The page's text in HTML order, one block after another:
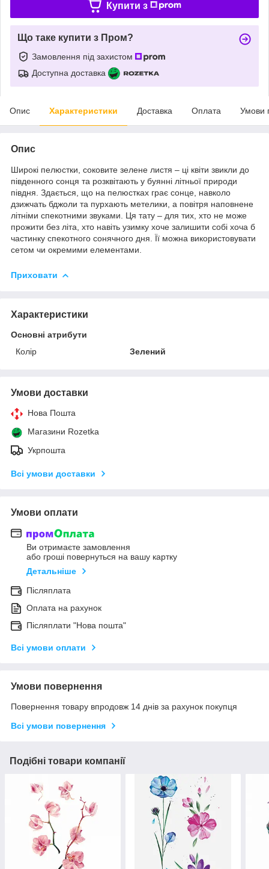
Купити з
Що таке купити з Пром?
Замовлення під захистом
Доступна доставка
Опис Характеристики Доставка Оплата Умови
Опис
Широкі пелюстки, соковите зелене листя – ці квіти звикли до
південного сонця та розквітають у буянні літньої природи
півдня. Здається, що на пелюстках грає сонце, навколо
дзижчать бджоли та пурхають метелики, а повітря наповнене
літніми спекотними звуками. Ця тату – для тих, хто не може
прожити без літа, хто навіть узимку хоче залишити собі хоча б
частинку спекотного сонячного дня. Її можна використовувати
сетом чи окремими елементами.
Приховати
Характеристики
Основні атрибути
Колір
Зелений
Умови доставки
Нова Пошта
Магазини Rozetka
Укрпошта
Всі умови доставки
Умови оплати
Ви отримаєте замовлення
або гроші повернуться на вашу картку
Детальніше
Післяплата
Оплата на рахунок
Післяплати "Нова пошта"
Всі умови оплати
Умови повернення
Повернення товару впродовж 14 днів за рахунок покупця
Всі умови повернення
Подібні товари компанії